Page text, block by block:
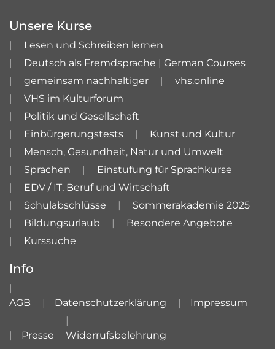
Unsere Kurse
Lesen und Schreiben lernen
Deutsch als Fremdsprache | German Courses
gemeinsam nachhaltiger
vhs.online
VHS im Kulturforum
Politik und Gesellschaft
Einbürgerungstests
Kunst und Kultur
Mensch, Gesundheit, Natur und Umwelt
Sprachen
Einstufung für Sprachkurse
EDV / IT, Beruf und Wirtschaft
Schulabschlüsse
Sommerakademie 2025
Bildungsurlaub
Besondere Angebote
Kurssuche
Info
AGB Datenschutzerklärung Impressum
Presse
Widerrufsbelehrung